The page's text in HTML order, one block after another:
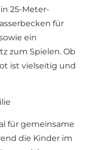
25-Meter-
für
ein
zum Spielen. Ob
ist vielseitig und
für gemeinsame
die Kinder im